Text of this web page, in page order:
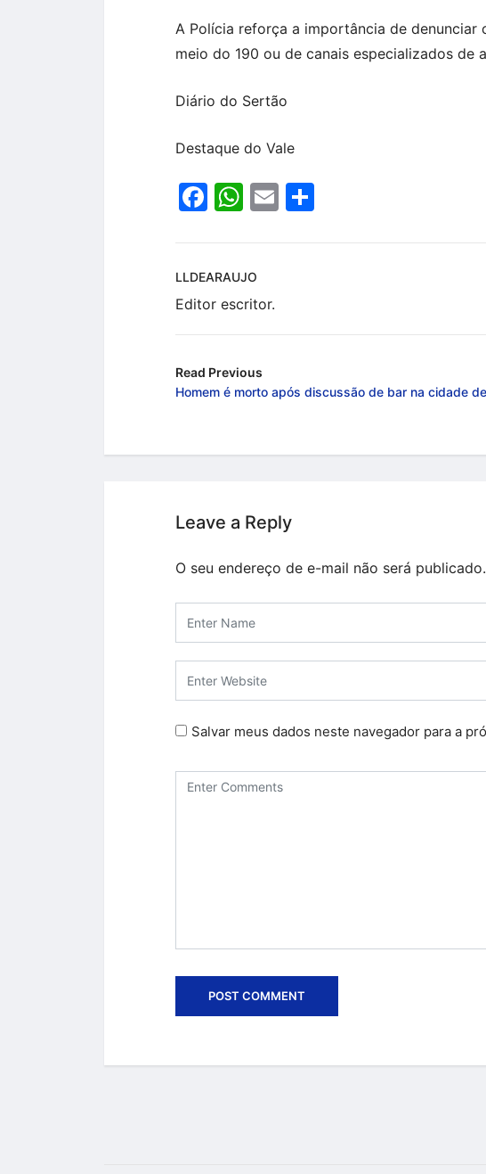
A Polícia reforça a importância de
meio do 190 ou de canais especializados de
Diário do Sertão
Destaque do Vale
Facebook
WhatsApp
Email
LLDEARAUJO
Editor escritor.
Read Previous
Homem é morto após discussão de bar na cidade
Leave a Reply
O seu endereço de e-mail não será publicado.
Salvar meus dados neste navegador para a